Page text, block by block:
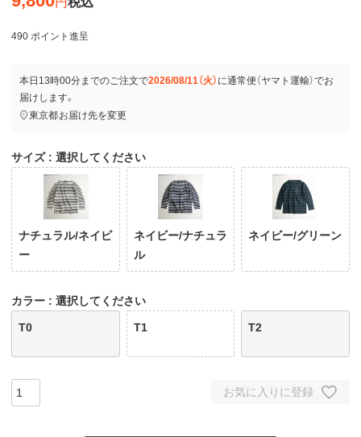
490 ポイント進呈
本日 13時00分までのご注文で2026/08/11（火） に通常便（ヤマト運輸）でお
届けします。
東京都お届け先を変更
サイズ 選択してください
ナチュラル/ネイビ
ー
ネイビー/ナチュラ
ル
ネイビー/グリーン
カラー 選択してください
T0 T1 T2
お気に入りに登録